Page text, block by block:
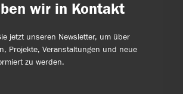
wir in Kontakt
jetzt unseren Newsletter, um über
Projekte, Veranstaltungen und neue
zu werden.